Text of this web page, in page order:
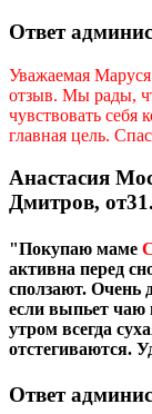
Ответ
Уважаемая
отзыв. Мы рады,
чувствовать
главная цель.
Анастасия
Дмитров,
"Покупаю маме
активна перед
сползают. Очень
если выпьет чаю
утром всегда
отстегиваются.
Ответ